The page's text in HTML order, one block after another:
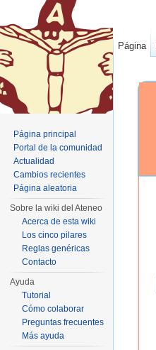
Página
Página principal
Portal de la comunidad
Actualidad
Cambios recientes
Página aleatoria
Sobre la wiki del Ateneo
Acerca de esta wiki
Los cinco pilares
Reglas genéricas
Contacto
Ayuda
Tutorial
Cómo colaborar
Preguntas frecuentes
Más ayuda